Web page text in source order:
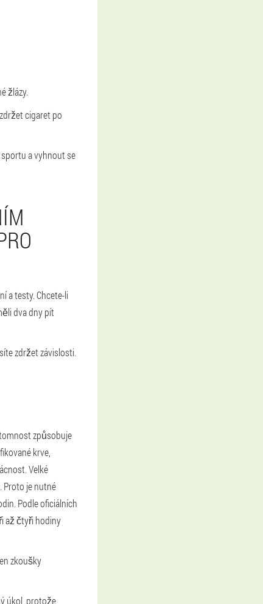
žlázy.
cigaret po
a vyhnout se
a testy. Chcete-li
dva dny pít
zdržet závislosti.
způsobuje
krve,
Velké
Proto je nutné
Podle oficiálních
až čtyři hodiny
zkoušky
úkol, protože